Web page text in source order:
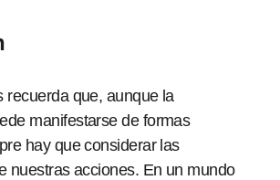
recuerda que, aunque la
manifestarse de formas
hay que considerar las
nuestras acciones. En un mundo